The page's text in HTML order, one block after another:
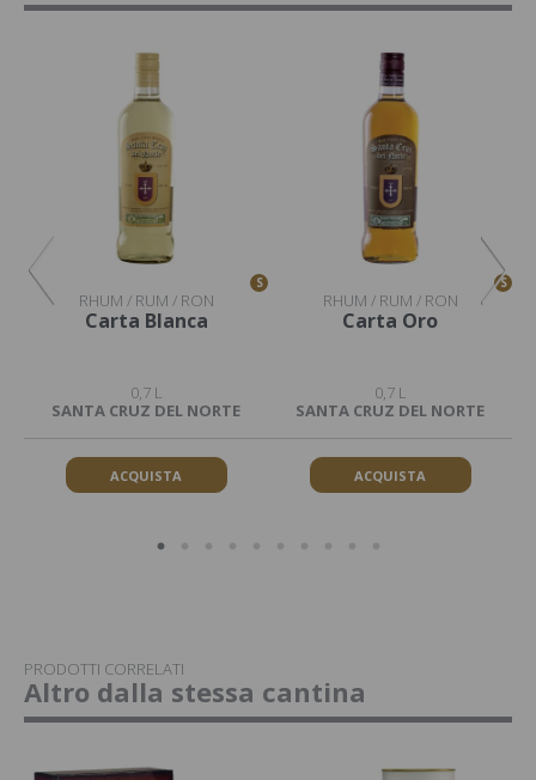
S
RHUM / RUM / RON
Carta Blanca
0,7 L
SANTA CRUZ DEL NORTE
ACQUISTA
S
RHUM / RUM / RON
Carta Oro
0,7 L
SANTA CRUZ DEL NORTE
ACQUISTA
PRODOTTI CORRELATI
Altro dalla stessa cantina